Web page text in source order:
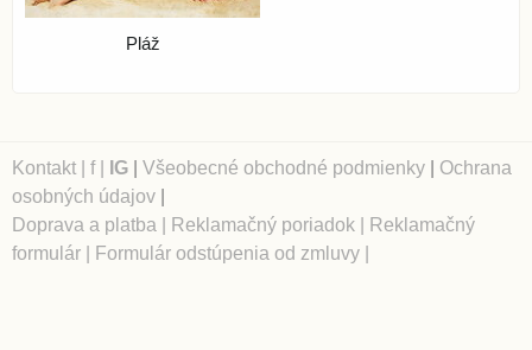
Pláž
Kontakt f| IG Všeobecné obchodné podmienky
Ochrana
osobných údajov
Doprava a platba
Reklamačný poriadok
Reklamačný
formulár
Formulár odstúpenia od zmluvy